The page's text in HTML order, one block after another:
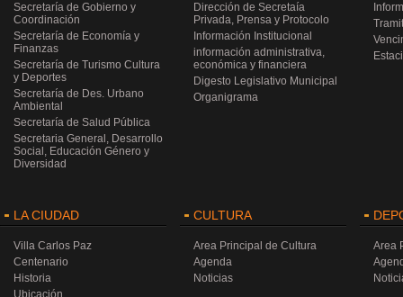
Secretaría de Gobierno y
Coordinación
Secretaría de Economía y
Finanzas
Secretaría de Turismo Cultura
y Deportes
Secretaría de Des. Urbano
Ambiental
Secretaría de Salud Pública
Secretaria General, Desarrollo
Social, Educación Género y
Diversidad
Dirección de Secretaía
Privada, Prensa y Protocolo
Información Institucional
información administrativa,
económica y financiera
Digesto Legislativo Municipal
Organigrama
LA CIUDAD
Villa Carlos Paz
Centenario
Historia
Ubicación
CULTURA
Area Principal de Cultura
Agenda
Noticias
Area